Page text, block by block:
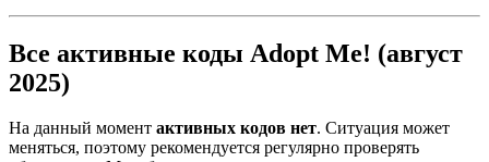
Все активные коды Adopt Me! (август
2025)
На данный момент активных кодов нет. Ситуация может
меняться, поэтому рекомендуется регулярно проверять